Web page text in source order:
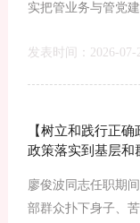
实把管业务与管党
发表时间：2026-07-
【树立和践行正
政策落实到基层和
廖俊波同志任职期
部群众扑下身子、